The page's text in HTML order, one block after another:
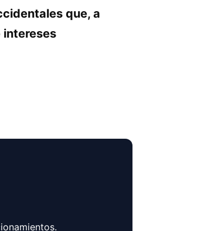
que, a
intereses